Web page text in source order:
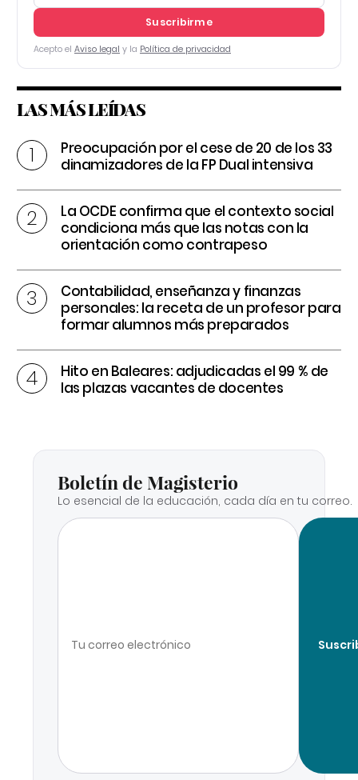
Suscribirme
Acepto el Aviso legal y la Política de privacidad
LAS MÁS LEÍDAS
Preocupación por el cese de 20 de los 33
dinamizadores de la FP Dual intensiva
La OCDE confirma que el contexto social
condiciona más que las notas con la
orientación como contrapeso
Contabilidad, enseñanza y finanzas
personales: la receta de un profesor para
formar alumnos más preparados
Hito en Baleares: adjudicadas el 99 % de
las plazas vacantes de docentes
Boletín de Magisterio
Lo esencial de la educación, cada día en tu correo.